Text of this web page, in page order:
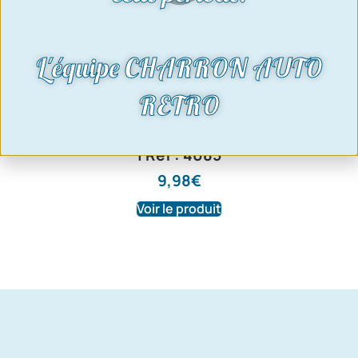
| Ref : 4085
9,98€
Voir le produit
L'équipe CHARRON AUTO
RETRO